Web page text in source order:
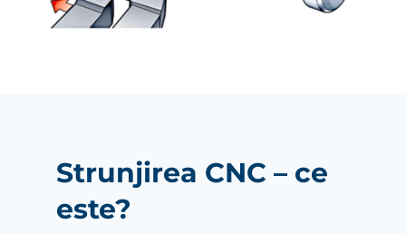
Strunjirea CNC – ce
este?